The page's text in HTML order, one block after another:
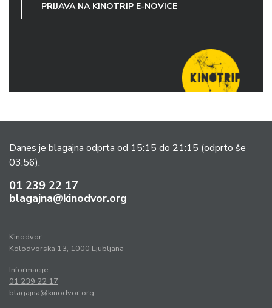
PRIJAVA NA KINOTRIP E-NOVICE
Danes je blagajna odprta od 15:15 do 21:15 (odprto še
03:56).
01 239 22 17
blagajna@kinodvor.org
Kinodvor
Kolodvorska 13, 1000 Ljubljana
Informacije:
01 239 22 17
blagajna@kinodvor.org